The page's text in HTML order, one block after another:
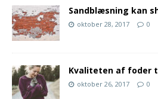
Sandblæsning kan
oktober 28, 2017 0
Kvaliteten af foder
oktober 26, 2017 0